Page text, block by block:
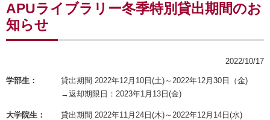
APUライブラリー冬季特別貸出期間のお
知らせ
2022/10/17
学部生：
貸出期間 2022年12月10日(土)～2022年12月30日（金)
→返却期限日：2023年1月13日(金)
大学院生：
貸出期間 2022年11月24日(木)～2022年12月14日(水)